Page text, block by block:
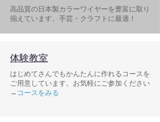
高品質の日本製カラーワイヤーを豊富に取り
揃えています。​手芸・クラフトに最適！
​体験教室
はじめてさんでもかんたんに作れるコースを
ご用意しています。お気軽にご参加ください
→ コースをみる